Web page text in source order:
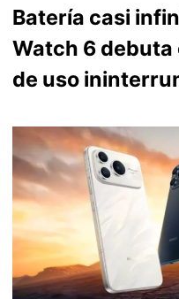
Batería casi
Watch 6 debuta
de uso